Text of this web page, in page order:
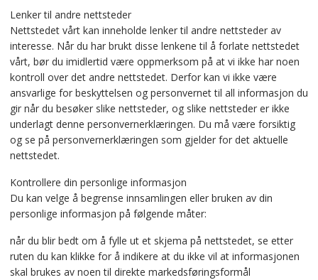
Lenker til andre nettsteder
Nettstedet vårt kan inneholde lenker til andre nettsteder av
interesse. Når du har brukt disse lenkene til å forlate nettstedet
vårt, bør du imidlertid være oppmerksom på at vi ikke har noen
kontroll over det andre nettstedet. Derfor kan vi ikke være
ansvarlige for beskyttelsen og personvernet til all informasjon du
gir når du besøker slike nettsteder, og slike nettsteder er ikke
underlagt denne personvernerklæringen. Du må være forsiktig
og se på personvernerklæringen som gjelder for det aktuelle
nettstedet.
Kontrollere din personlige informasjon
Du kan velge å begrense innsamlingen eller bruken av din
personlige informasjon på følgende måter:
når du blir bedt om å fylle ut et skjema på nettstedet, se etter
ruten du kan klikke for å indikere at du ikke vil at informasjonen
skal brukes av noen til direkte markedsføringsformål